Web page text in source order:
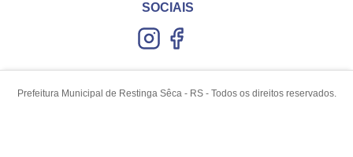
SOCIAIS
Prefeitura Municipal de Restinga Sêca - RS - Todos os direitos reservados.